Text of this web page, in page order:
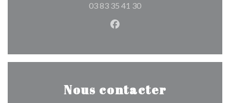
03 83 35 41 30
Facebook ((ouvre une
Nous contacter